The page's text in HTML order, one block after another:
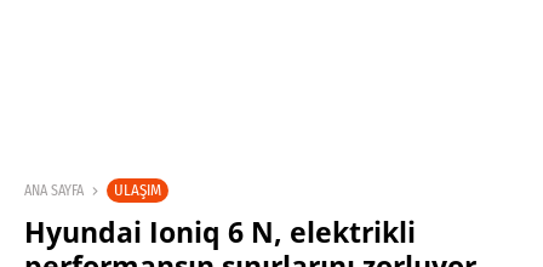
ANA SAYFA ULAŞIM
Hyundai Ioniq 6 N, elektrikli